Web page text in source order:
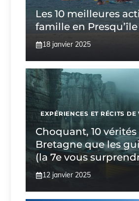
Les 10 meilleures
famille en
18 janvier 2025
EXPÉRIENCES ET RÉCITS DE
Choquant, 10
Bretagne que les
(la 7e vous
12 janvier 2025